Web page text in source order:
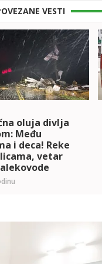
VESTI
oluja divlja
Među
i deca! Reke
vetar